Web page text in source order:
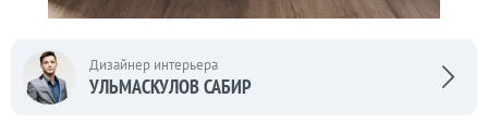
Дизайнер интерьера
УЛЬМАСКУЛОВ САБИР